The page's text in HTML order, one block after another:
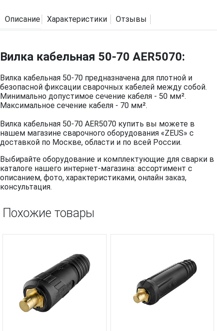
Описание Характеристики Отзывы
Вилка кабельная 50-70 AER5070:
Вилка кабельная 50-70 предназначена для плотной и
безопасной фиксации сварочных кабелей между собой.
Минимально допустимое сечение кабеля - 50 мм².
Максимальное сечение кабеля - 70 мм².
Вилка кабельная 50-70 AER5070 купить вы можете в
нашем магазине сварочного оборудования «ZEUS» с
доставкой по Москве, области и по всей России.
Выбирайте оборудование и комплектующие для сварки в
каталоге нашего интернет-магазина: ассортимент с
описанием, фото, характеристиками, онлайн заказ,
консультация.
Похожие товары